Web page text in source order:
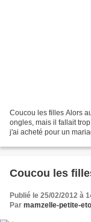
Coucou les filles Alors
ongles, mais il fallait
j'ai acheté pour un
Coucou les
Publié le 25/02/2012 à
Par mamzelle-petite-